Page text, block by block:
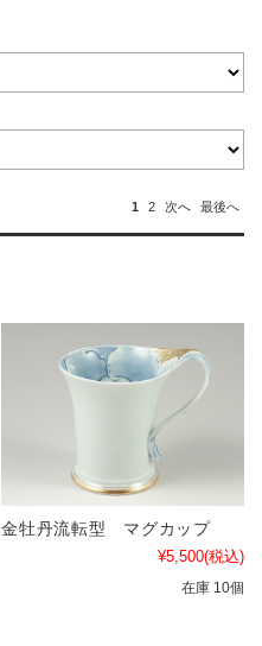
1 2 次へ 最後へ
金牡丹流転型 マグカップ
¥5,500(税込)
在庫 10個